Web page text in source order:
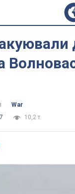
War
10,2 т.